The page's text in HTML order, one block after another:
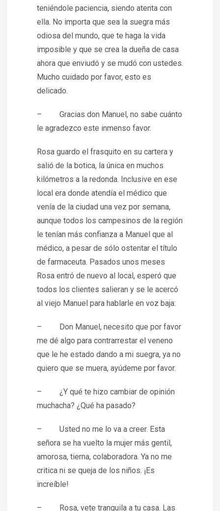
teniéndole paciencia, siendo atenta con
ella. No importa que sea la suegra más
odiosa del mundo, que te haga la vida
imposible y que se crea la dueña de casa
ahora que enviudó y se mudó con ustedes.
Mucho cuidado por favor, esto es
delicado.
– Gracias don Manuel, no sabe cuánto
le agradezco este inmenso favor.
Rosa guardo el frasquito en su cartera y
salió de la botica, la única en muchos
kilómetros a la redonda. Inclusive en ese
local era donde atendía el médico que
venía de la ciudad una vez por semana,
aunque todos los campesinos de la región
le tenían más confianza a Manuel que al
médico, a pesar de sólo ostentar el título
de farmaceuta. Pasados unos meses
Rosa entró de nuevo al local, esperó que
todos los clientes salieran y se le acercó
al viejo Manuel para hablarle en voz baja:
– Don Manuel, necesito que por favor
me dé algo para contrarrestar el veneno
que le he estado dando a mi suegra, ya no
quiero que se muera, ayúdeme por favor.
– ¿Y qué te hizo cambiar de opinión
muchacha? ¿Qué ha pasado?
– Usted no me lo va a creer. Esta
señora se ha vuelto la mujer más gentil,
amorosa, tierna, colaboradora. Ya no me
critica ni se queja de los niños. ¡Es
increíble!
– Rosa, vete tranquila a tu casa. Las